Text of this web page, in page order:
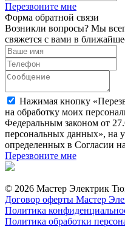
Перезвоните мне
Форма обратной связи
Возникли вопросы? Мы
свяжется с вами в
Нажимая кнопку
на обработку моих
Федеральным законом от
персональных данных», на
определенных в Согласии
Перезвоните мне
© 2026 Мастер Электрик
Договор оферты Мастер
Политика
Политика обработки